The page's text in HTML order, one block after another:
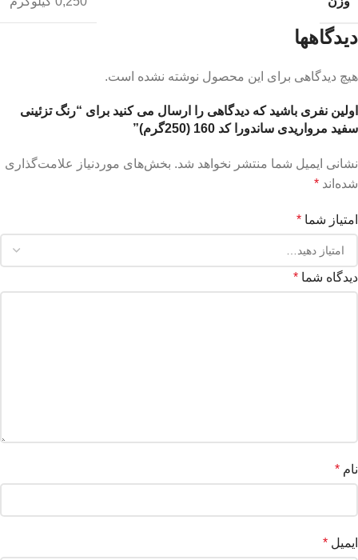
دیدگاهها
هیچ دیدگاهی برای این محصول نوشته نشده است.
اولین نفری باشید که دیدگاهی را ارسال می کنید برای “رنگ تزئینی
سفید مرواریدی ساندورا کد 160 (250گرم)”
نشانی ایمیل شما منتشر نخواهد شد. بخش‌های موردنیاز علامت‌گذاری
شده‌اند *
امتیاز شما *
دیدگاه شما *
نام *
ایمیل *